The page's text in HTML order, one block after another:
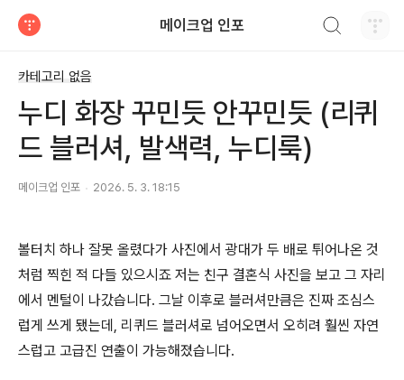
메이크업 인포
카테고리 없음
누디 화장 꾸민듯 안꾸민듯 (리퀴
드 블러셔, 발색력, 누디룩)
메이크업 인포 2026. 5. 3. 18:15
볼터치 하나 잘못 올렸다가 사진에서 광대가 두 배로 튀어나온 것
처럼 찍힌 적 다들 있으시죠 저는 친구 결혼식 사진을 보고 그 자리
에서 멘털이 나갔습니다. 그날 이후로 블러셔만큼은 진짜 조심스
럽게 쓰게 됐는데, 리퀴드 블러셔로 넘어오면서 오히려 훨씬 자연
스럽고 고급진 연출이 가능해졌습니다.